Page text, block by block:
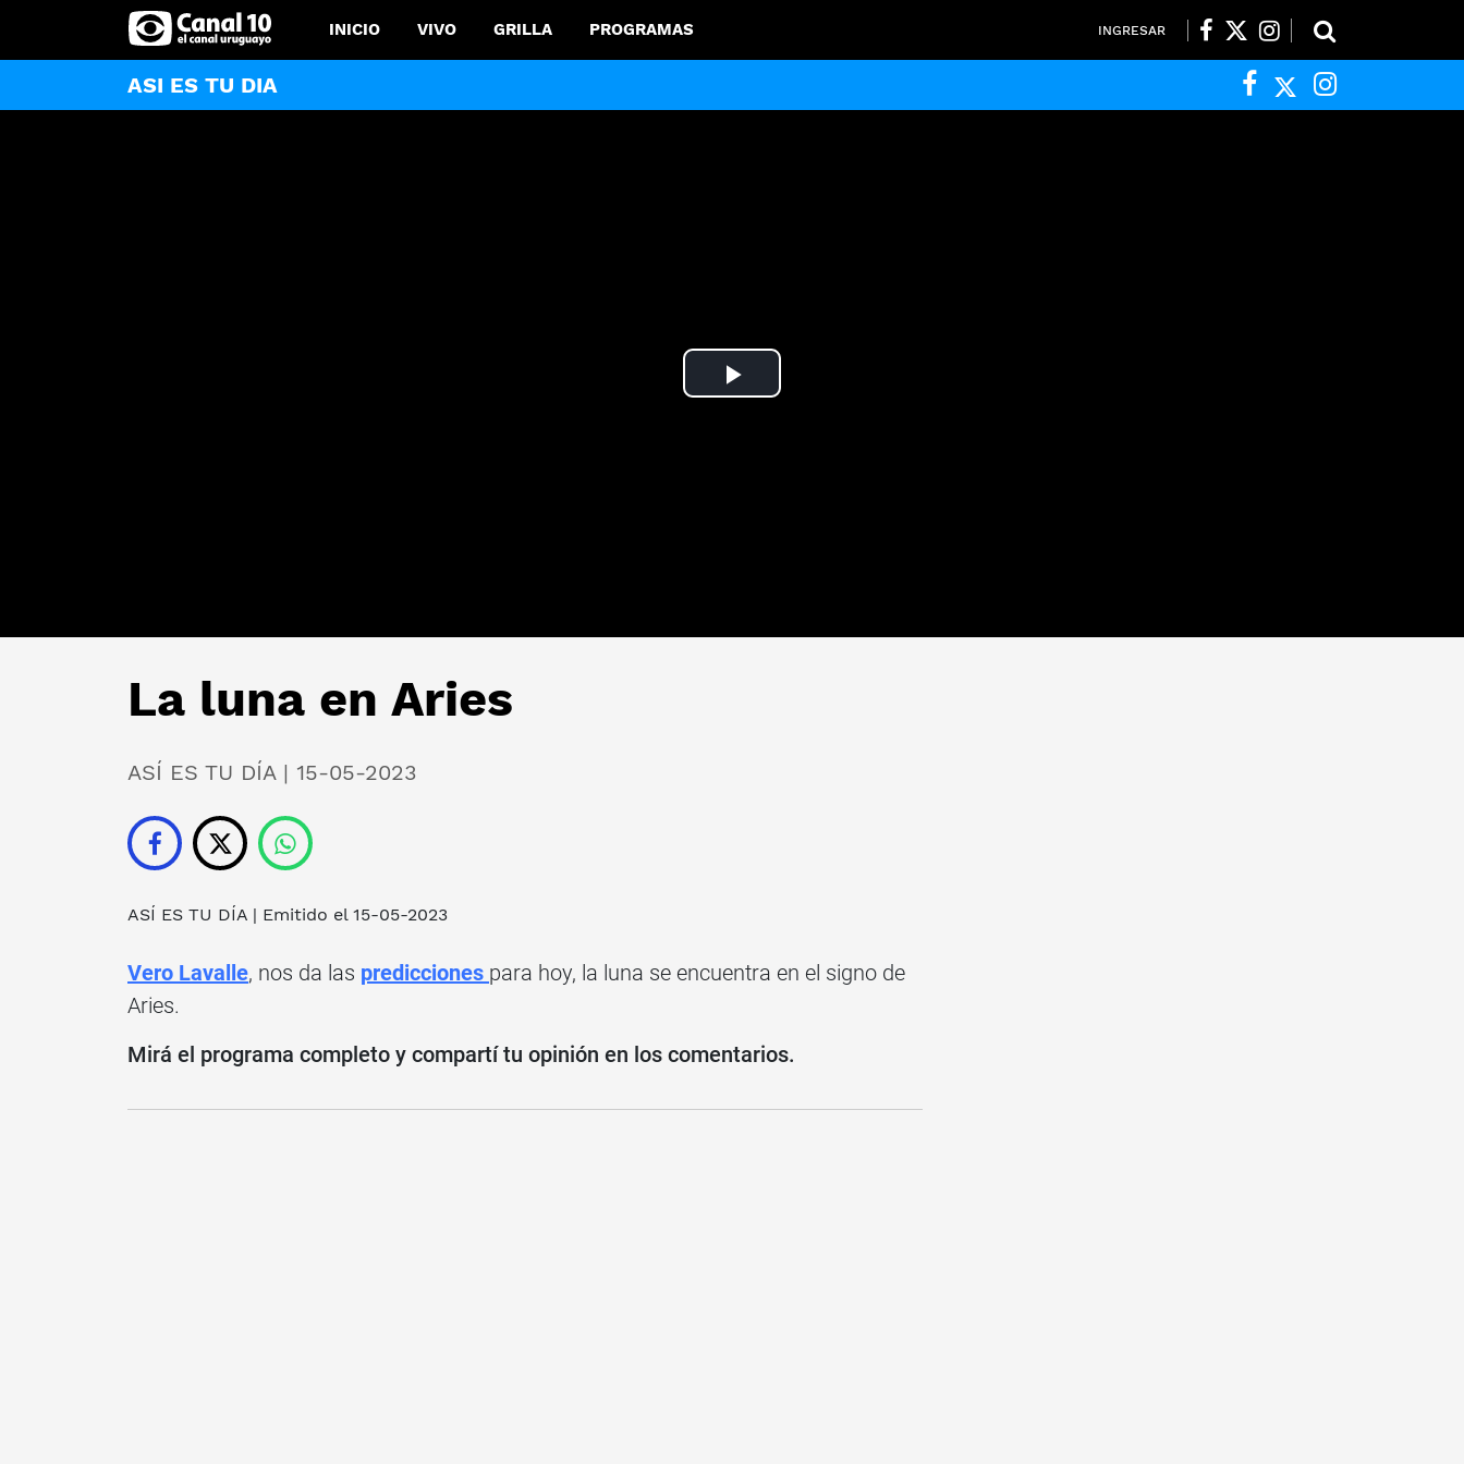
INICIO VIVO GRILLA PROGRAMAS INGRESAR
ASI ES TU DIA
Play
La luna en Aries
ASÍ ES TU DÍA | 15-05-2023
ASÍ ES TU DÍA | Emitido el 15-05-2023
Vero Lavalle, nos da las predicciones para hoy, la luna se encuentra en el signo de
Aries.
Mirá el programa completo y compartí tu opinión en los comentarios.